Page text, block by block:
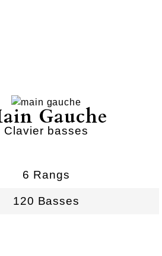
Gauche
Clavier basses
6 Rangs
120 Basses